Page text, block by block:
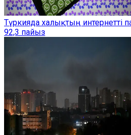
Түркияда халықтың интернетті
92,3 пайыз